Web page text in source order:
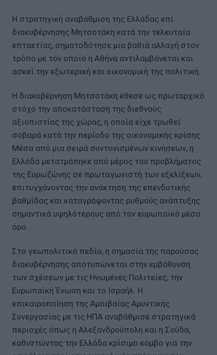
Η στρατηγική αναβάθμιση της Ελλάδας επί
διακυβέρνησης Μητσοτάκη κατά την τελευταία
επταετίας, σηματοδότησε μια βαθιά αλλαγή στον
τρόπο με τον οποίο η Αθήνα αντιλαμβάνεται και
ασκεί την εξωτερική και οικονομική της πολιτική.
Η διακυβέρνηση Μητσοτάκη έθεσε ως πρωταρχικό
στόχο την αποκατάσταση της διεθνούς
αξιοπιστίας της χώρας, η οποία είχε τρωθεί
σοβαρά κατά την περίοδο της οικονομικής κρίσης.
Μέσα από μια σειρά συντονισμένων κινήσεων, η
Ελλάδα μετατράπηκε από μέρος του προβλήματος
της Ευρωζώνης σε πρωταγωνιστή των εξελίξεων,
επιτυγχάνοντας την ανάκτηση της επενδυτικής
βαθμίδας και καταγράφοντας ρυθμούς ανάπτυξης
σημαντικά υψηλότερους από τον ευρωπαϊκό μέσο
όρο.
Στο γεωπολιτικό πεδίο, η σημασία της παρούσας
διακυβέρνησης αποτυπώνεται στην εμβάθυνση
των σχέσεων με τις Ηνωμένες Πολιτείες, την
Ευρωπαϊκή Ένωση και το Ισραήλ. Η
επικαιροποίηση της Αμοιβαίας Αμυντικής
Συνεργασίας με τις ΗΠΑ αναβάθμισε στρατηγικά
περιοχές όπως η Αλεξανδρούπολη και η Σούδα,
καθιστώντας την Ελλάδα κρίσιμο κόμβο για την